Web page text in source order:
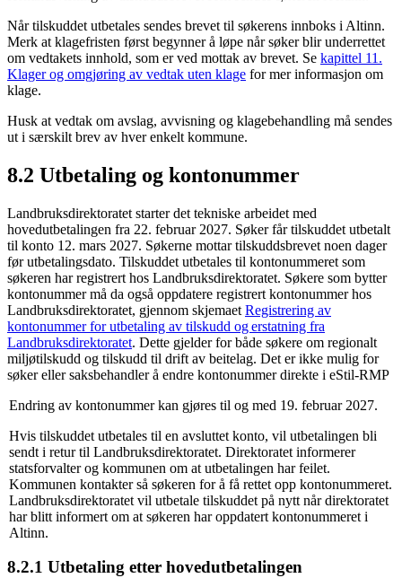
Når tilskuddet utbetales sendes brevet til søkerens innboks i Altinn.
Merk at klagefristen først begynner å løpe når søker blir underrettet
om vedtakets innhold, som er ved mottak av brevet. Se kapittel 11.
Klager og omgjøring av vedtak uten klage for mer informasjon om
klage.
Husk at vedtak om avslag, avvisning og klagebehandling må sendes
ut i særskilt brev av hver enkelt kommune.
8.2 Utbetaling og kontonummer
Landbruksdirektoratet starter det tekniske arbeidet med
hovedutbetalingen fra 22. februar 2027. Søker får tilskuddet utbetalt
til konto 12. mars 2027. Søkerne mottar tilskuddsbrevet noen dager
før utbetalingsdato. Tilskuddet utbetales til kontonummeret som
søkeren har registrert hos Landbruksdirektoratet. Søkere som bytter
kontonummer må da også oppdatere registrert kontonummer hos
Landbruksdirektoratet, gjennom skjemaet Registrering av
kontonummer for utbetaling av tilskudd og erstatning fra
Landbruksdirektoratet. Dette gjelder for både søkere om regionalt
miljøtilskudd og tilskudd til drift av beitelag. Det er ikke mulig for
søker eller saksbehandler å endre kontonummer direkte i eStil-RMP
Endring av kontonummer kan gjøres til og med 19. februar 2027.
Hvis tilskuddet utbetales til en avsluttet konto, vil utbetalingen bli
sendt i retur til Landbruksdirektoratet. Direktoratet informerer
statsforvalter og kommunen om at utbetalingen har feilet.
Kommunen kontakter så søkeren for å få rettet opp kontonummeret.
Landbruksdirektoratet vil utbetale tilskuddet på nytt når direktoratet
har blitt informert om at søkeren har oppdatert kontonummeret i
Altinn.
8.2.1 Utbetaling etter hovedutbetalingen